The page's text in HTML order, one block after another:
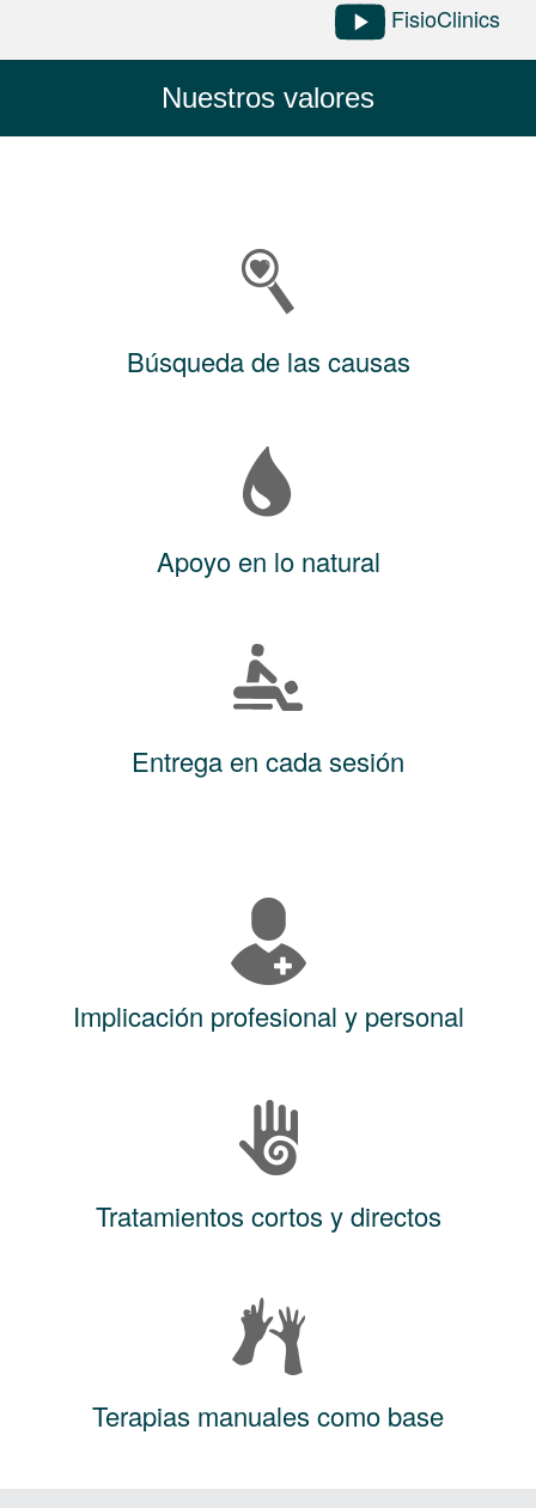
FisioClinics
Nuestros valores
Búsqueda de las causas
Apoyo en lo natural
Entrega en cada sesión
Implicación profesional y personal
Tratamientos cortos y directos
Terapias manuales como base